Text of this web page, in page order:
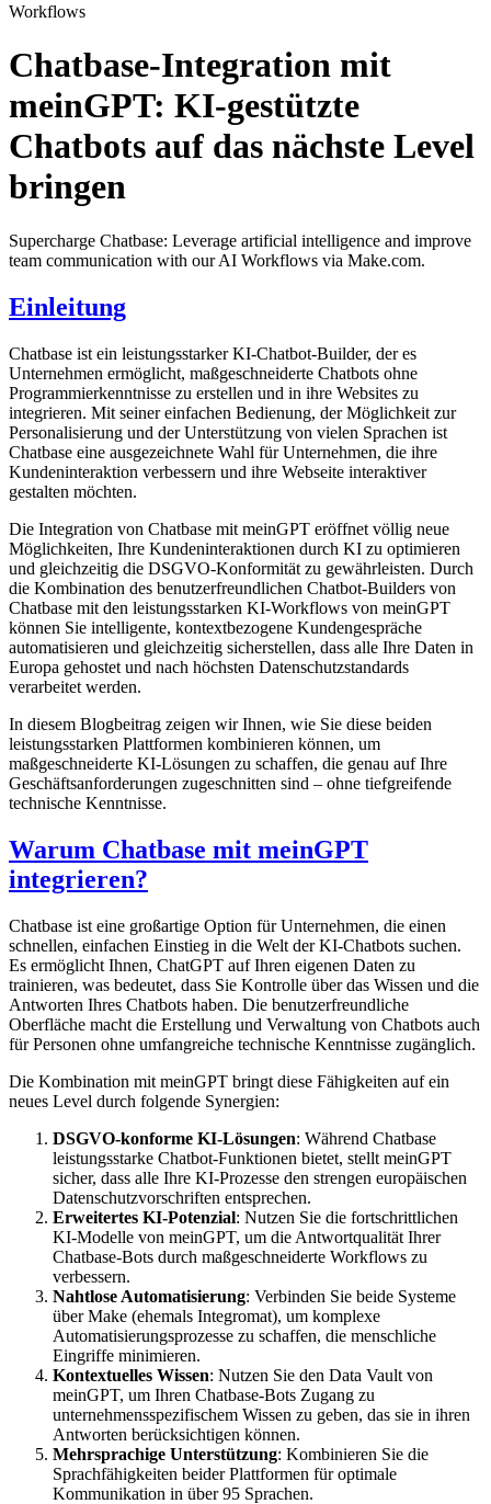
Workflows
Chatbase-Integration mit
meinGPT: KI-gestützte
Chatbots auf das nächste Level
bringen
Supercharge Chatbase: Leverage artificial intelligence and improve
team communication with our AI Workflows via Make.com.
Einleitung
Chatbase ist ein leistungsstarker KI-Chatbot-Builder, der es
Unternehmen ermöglicht, maßgeschneiderte Chatbots ohne
Programmierkenntnisse zu erstellen und in ihre Websites zu
integrieren. Mit seiner einfachen Bedienung, der Möglichkeit zur
Personalisierung und der Unterstützung von vielen Sprachen ist
Chatbase eine ausgezeichnete Wahl für Unternehmen, die ihre
Kundeninteraktion verbessern und ihre Webseite interaktiver
gestalten möchten.
Die Integration von Chatbase mit meinGPT eröffnet völlig neue
Möglichkeiten, Ihre Kundeninteraktionen durch KI zu optimieren
und gleichzeitig die DSGVO-Konformität zu gewährleisten. Durch
die Kombination des benutzerfreundlichen Chatbot-Builders von
Chatbase mit den leistungsstarken KI-Workflows von meinGPT
können Sie intelligente, kontextbezogene Kundengespräche
automatisieren und gleichzeitig sicherstellen, dass alle Ihre Daten in
Europa gehostet und nach höchsten Datenschutzstandards
verarbeitet werden.
In diesem Blogbeitrag zeigen wir Ihnen, wie Sie diese beiden
leistungsstarken Plattformen kombinieren können, um
maßgeschneiderte KI-Lösungen zu schaffen, die genau auf Ihre
Geschäftsanforderungen zugeschnitten sind – ohne tiefgreifende
technische Kenntnisse.
Warum Chatbase mit meinGPT
integrieren?
Chatbase ist eine großartige Option für Unternehmen, die einen
schnellen, einfachen Einstieg in die Welt der KI-Chatbots suchen.
Es ermöglicht Ihnen, ChatGPT auf Ihren eigenen Daten zu
trainieren, was bedeutet, dass Sie Kontrolle über das Wissen und die
Antworten Ihres Chatbots haben. Die benutzerfreundliche
Oberfläche macht die Erstellung und Verwaltung von Chatbots auch
für Personen ohne umfangreiche technische Kenntnisse zugänglich.
Die Kombination mit meinGPT bringt diese Fähigkeiten auf ein
neues Level durch folgende Synergien:
DSGVO-konforme KI-Lösungen: Während Chatbase
leistungsstarke Chatbot-Funktionen bietet, stellt meinGPT
sicher, dass alle Ihre KI-Prozesse den strengen europäischen
Datenschutzvorschriften entsprechen.
Erweitertes KI-Potenzial: Nutzen Sie die fortschrittlichen
KI-Modelle von meinGPT, um die Antwortqualität Ihrer
Chatbase-Bots durch maßgeschneiderte Workflows zu
verbessern.
Nahtlose Automatisierung: Verbinden Sie beide Systeme
über Make (ehemals Integromat), um komplexe
Automatisierungsprozesse zu schaffen, die menschliche
Eingriffe minimieren.
Kontextuelles Wissen: Nutzen Sie den Data Vault von
meinGPT, um Ihren Chatbase-Bots Zugang zu
unternehmensspezifischem Wissen zu geben, das sie in ihren
Antworten berücksichtigen können.
Mehrsprachige Unterstützung: Kombinieren Sie die
Sprachfähigkeiten beider Plattformen für optimale
Kommunikation in über 95 Sprachen.